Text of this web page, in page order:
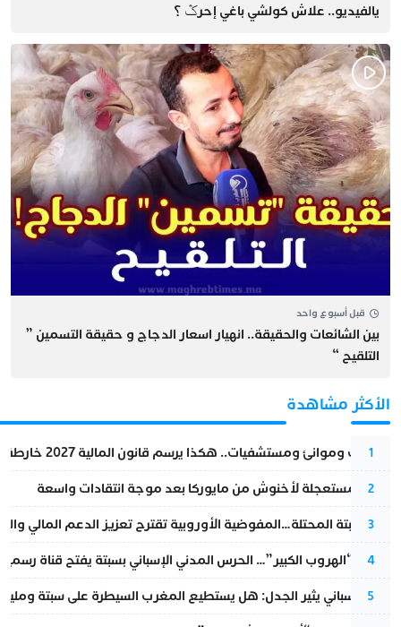
يالفيديو.. علاش كولشي باغي إحرݣ ؟
قبل أسبوع واحد
بين الشائعات والحقيقة.. انهيار اسعار الدجاج و حقيقة التسمين ”
التلقيح “
الأكثر مشاهدة
1
قطارات وموانئ ومستشفيات.. هكذا يرسم قانون المالية 2027 خارطة المغرب المقبل
2
عودة مستعجلة لأخنوش من مايوركا بعد موجة انتقادات واسعة
3
أزمة سبتة المحتلة…المفوضية الأوروبية تقترح تعزيز الدعم المالي
4
عملية “الهروب الكبير”… الحرس المدني الإسباني بسبتة يفتح قناة
5
تقرير إسباني يثير الجدل: هل يستطيع المغرب السيطرة على سبتة